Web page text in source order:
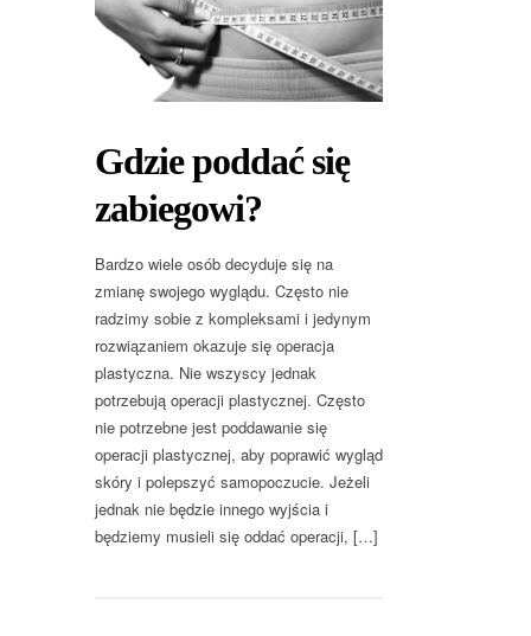
Gdzie poddać się
zabiegowi?
Bardzo wiele osób decyduje się na
zmianę swojego wyglądu. Często nie
radzimy sobie z kompleksami i jedynym
rozwiązaniem okazuje się operacja
plastyczna. Nie wszyscy jednak
potrzebują operacji plastycznej. Często
nie potrzebne jest poddawanie się
operacji plastycznej, aby poprawić wygląd
skóry i polepszyć samopoczucie. Jeżeli
jednak nie będzie innego wyjścia i
będziemy musieli się oddać operacji, […]